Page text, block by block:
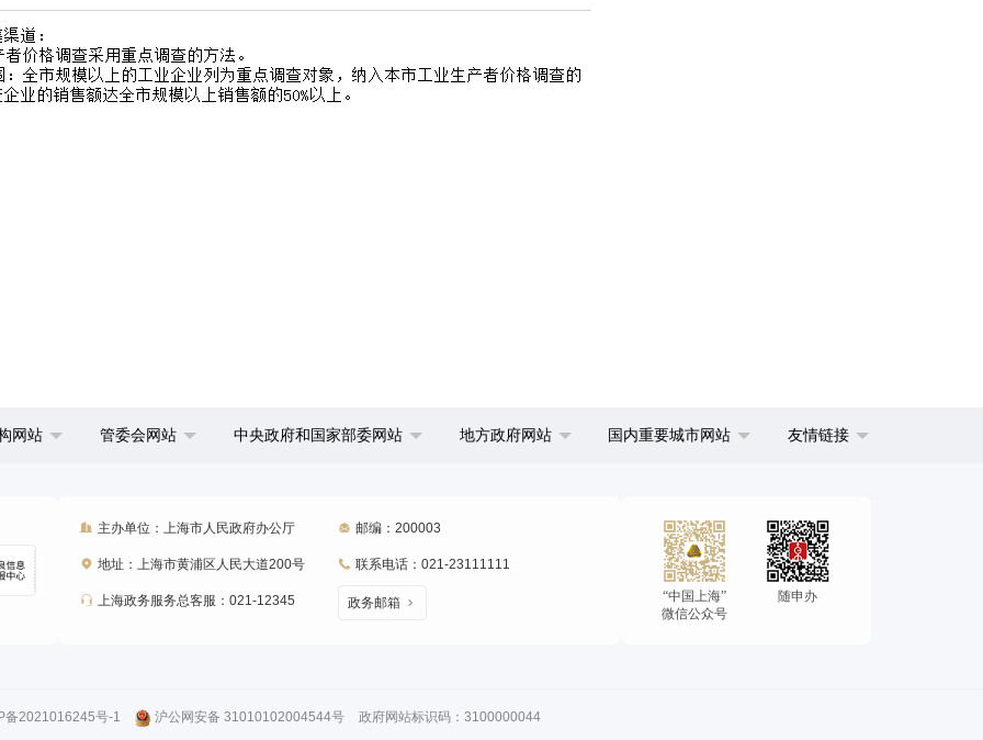
网站 管委会网站 中央政府和国家部委网站 地方政府网站 国内重要城市网站 友情链接
主办单位：上海市人民政府办公厅
地址：上海市黄浦区人民大道200号
上海政务服务总客服：021-12345
邮编：200003
联系电话：021-23111111
政务邮箱
“中国上海”
微信公众号
随申办
备2021016245号-1 沪公网安备 31010102004544号 政府网站标识码：3100000044